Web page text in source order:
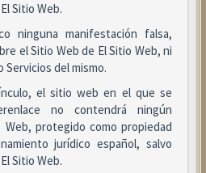
Sitio Web.
ninguna manifestación falsa,
el Sitio Web de El Sitio Web, ni
del mismo.
el sitio web en el que se
no contendrá ningún
protegido como propiedad
jurídico español, salvo
Sitio Web.